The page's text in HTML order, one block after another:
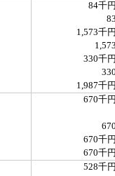
84千
1,573千
330千
1,987千
670千
670千
670千
528千